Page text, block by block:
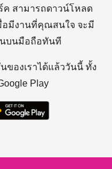
ค สามารถดาวน์โหลด
อมีงานที่คุณสนใจ จะมี
นบนมือถือทันที
ของเราได้แล้ววันนี้ ทั้ง
Play